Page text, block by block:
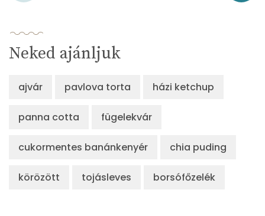
Neked ajánljuk
ajvár pavlova torta házi ketchup
panna cotta fügelekvár
cukormentes banánkenyér chia puding
körözött tojásleves borsófőzelék